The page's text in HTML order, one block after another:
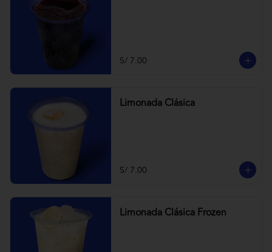
S/ 7.00
Limonada Clásica
S/ 7.00
Limonada Clásica Frozen